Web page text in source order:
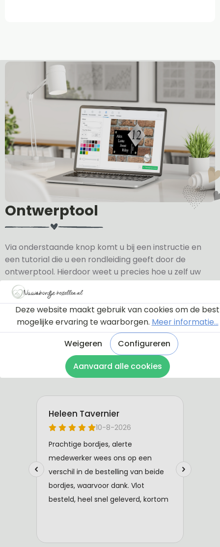
Ontwerptool
Via onderstaande knop komt u bij een instructie en
een tutorial die u een rondleiding geeft door de
ontwerptool. Hierdoor weet u precies hoe u zelf uw
naambordje helemaal kunt aanpassen en naar uw
eigen smaak kunt ontwerpen.
Bekijk de instructie
Deze website maakt gebruik van cookies om de best
mogelijke ervaring te waarborgen. Meer informatie...
Weigeren
Configureren
Aanvaard alle cookies